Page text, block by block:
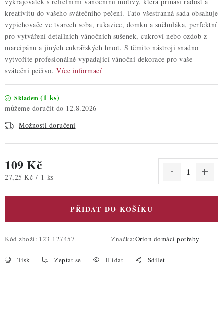
kreativitu do vašeho svátečního pečení. Tato všestranná sada obsahuje
vypichovače ve tvarech soba, rukavice, domku a sněhuláka, perfektní
pro vytváření detailních vánočních sušenek, cukroví nebo ozdob z
marcipánu a jiných cukrářských hmot. S těmito nástroji snadno
vytvoříte profesionálně vypadající vánoční dekorace pro vaše
sváteční pečivo. Více informací
Skladem (1 ks)
12.8.2026
Možnosti doručení
109 Kč
Měrná cena:
27,25 Kč / 1 ks
PŘIDAT DO KOŠÍKU
Kód zboží: 123-127457 Značka:Orion domácí potřeby
Tisk Zeptat se Hlídat Sdílet